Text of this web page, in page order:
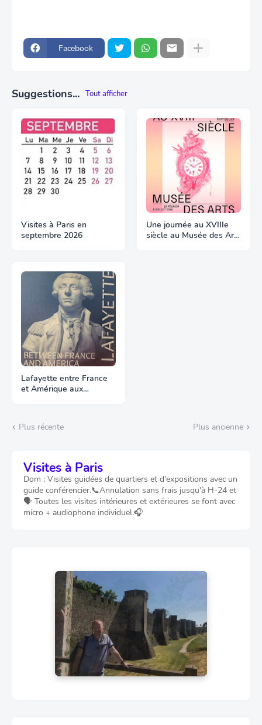
Facebook
Suggestions... Tout afficher
Visites à Paris en
septembre 2026
Une journée au XVIIIe
siècle au Musée des Arts
Lafayette entre France
et Amérique aux
Plus récente Plus ancienne
Visites à Paris
Dom : Visites guidées de quartiers et d'expositions avec un
guide conférencier.📞Annulation sans frais jusqu'à H-24 et
🗣️ Toutes les visites intérieures et extérieures se font avec
micro + audiophone individuel.🎧